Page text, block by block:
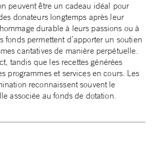
peuvent être un cadeau idéal pour
donateurs longtemps après leur
durable à leurs passions ou à
fonds permettent d’apporter un soutien
caritatives de manière perpétuelle.
tandis que les recettes générées
programmes et services en cours. Les
reconnaissent souvent le
associée au fonds de dotation.